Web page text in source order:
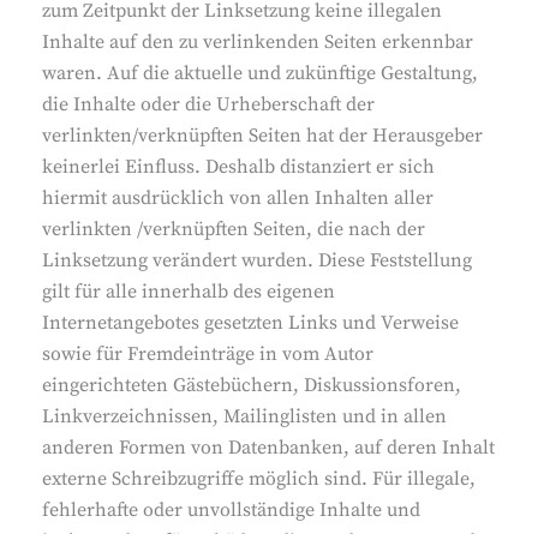
zum Zeitpunkt der Linksetzung keine illegalen
Inhalte auf den zu verlinkenden Seiten erkennbar
waren. Auf die aktuelle und zukünftige Gestaltung,
die Inhalte oder die Urheberschaft der
verlinkten/verknüpften Seiten hat der Herausgeber
keinerlei Einfluss. Deshalb distanziert er sich
hiermit ausdrücklich von allen Inhalten aller
verlinkten /verknüpften Seiten, die nach der
Linksetzung verändert wurden. Diese Feststellung
gilt für alle innerhalb des eigenen
Internetangebotes gesetzten Links und Verweise
sowie für Fremdeinträge in vom Autor
eingerichteten Gästebüchern, Diskussionsforen,
Linkverzeichnissen, Mailinglisten und in allen
anderen Formen von Datenbanken, auf deren Inhalt
externe Schreibzugriffe möglich sind. Für illegale,
fehlerhafte oder unvollständige Inhalte und